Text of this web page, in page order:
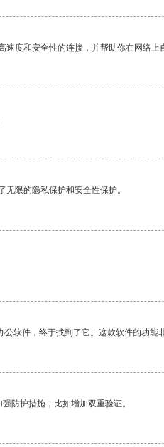
度和安全性的连接，并帮助你在网络上
限的隐私保护和安全性保护。
软件，终于找到了它。这款软件的功
防护措施，比如增加双重验证。